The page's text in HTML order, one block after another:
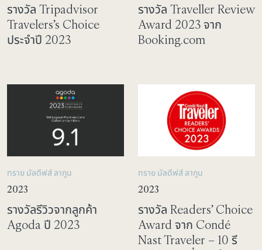
รางวัล Tripadvisor
Travelers’s Choice
ประจำปี 2023
รางวัล Traveller Review
Award 2023 จาก
Booking.com
ทราย มัลดีฟส์ ลากูน
2023
รางวัลรีวิวจากลูกค้า
Agoda ปี 2023
ทราย มัลดีฟส์ ลากูน
2023
รางวัล Readers’ Choice
Award จาก Condé
Nast Traveler – 10 รี